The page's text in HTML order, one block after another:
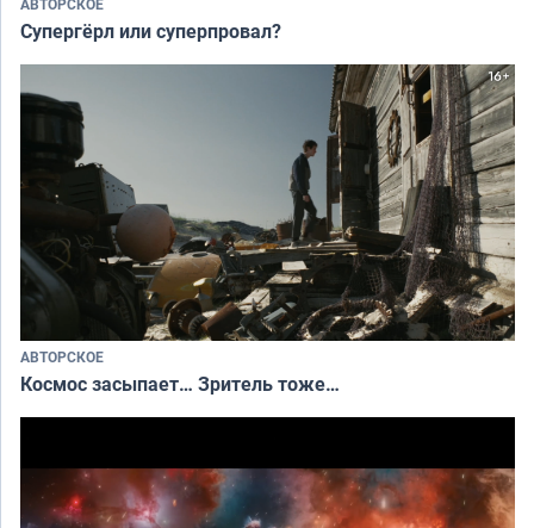
Супергёрл или суперпровал?
АВТОРСКОЕ
Космос засыпает… Зритель тоже…